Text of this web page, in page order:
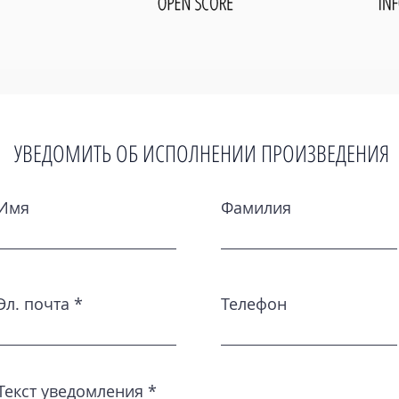
УВЕДОМИТЬ ОБ ИСПОЛНЕНИИ ПРОИЗВЕДЕНИЯ
Фамилия
почта Телефон
уведомления